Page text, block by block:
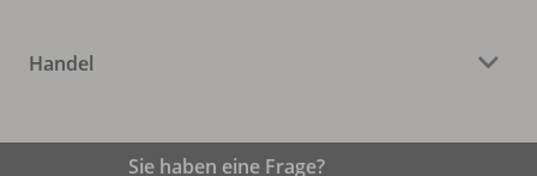
Handel
Sie haben eine Frage?